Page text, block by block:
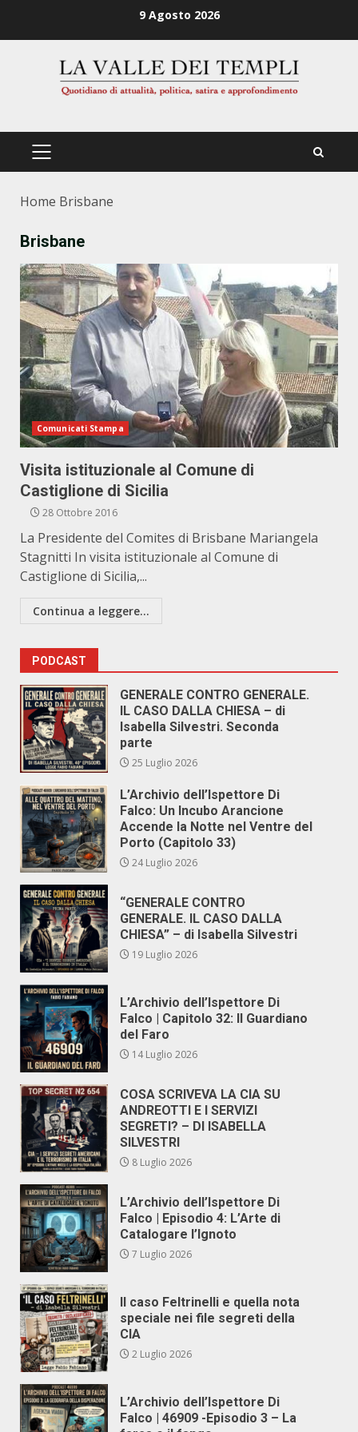
9 Agosto 2026
PRIMÄRES
Home Brisbane
Brisbane
Comunicati Stampa
Visita istituzionale al Comune di
Castiglione di Sicilia
28 Ottobre 2016
La Presidente del Comites di Brisbane Mariangela
Stagnitti In visita istituzionale al Comune di
Castiglione di Sicilia,...
Continua a leggere...
PODCAST
GENERALE CONTRO GENERALE.
IL CASO DALLA CHIESA – di
Isabella Silvestri. Seconda
parte
25 Luglio 2026
L’Archivio dell’Ispettore Di
Falco: Un Incubo Arancione
Accende la Notte nel Ventre del
Porto (Capitolo 33)
24 Luglio 2026
“GENERALE CONTRO
GENERALE. IL CASO DALLA
CHIESA” – di Isabella Silvestri
19 Luglio 2026
L’Archivio dell’Ispettore Di
Falco | Capitolo 32: Il Guardiano
del Faro
14 Luglio 2026
COSA SCRIVEVA LA CIA SU
ANDREOTTI E I SERVIZI
SEGRETI? – DI ISABELLA
SILVESTRI
8 Luglio 2026
L’Archivio dell’Ispettore Di
Falco | Episodio 4: L’Arte di
Catalogare l’Ignoto
7 Luglio 2026
Il caso Feltrinelli e quella nota
speciale nei file segreti della
CIA
2 Luglio 2026
L’Archivio dell’Ispettore Di
Falco | 46909 -Episodio 3 – La